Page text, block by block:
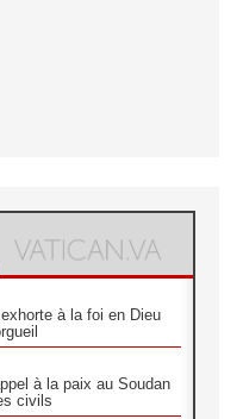
à la foi en Dieu
à la paix au Soudan
civils